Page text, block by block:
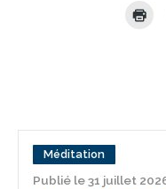
Méditation
Publié le 31 juillet